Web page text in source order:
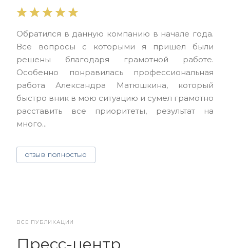
Обратился в данную компанию в начале года.
Все вопросы с которыми я пришел были
решены благодаря грамотной работе.
Особенно понравилась профессиональная
работа Александра Матюшкина, который
быстро вник в мою ситуацию и сумел грамотно
расставить все приоритеты, результат на
много...
ОТЗЫВ ПОЛНОСТЬЮ
ВСЕ ПУБЛИКАЦИИ
Пресс-центр